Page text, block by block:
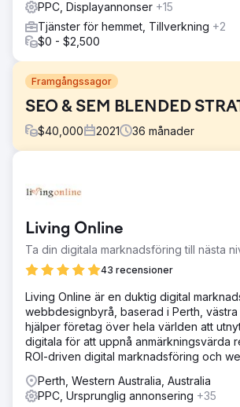
PPC, Displayannonser +15
Tjänster för hemmet, Tillverkning +2
$0 - $2,500
Framgångssagor
SEO & SEM BLENDED
$40,000 2021 36 månader
Öka Komercos försäljningsintäkter och
varumärkesuppdrag att bli den ledande
Lösning
Soup arbetade nära med kunden för att
prioriterade produkter som skulle visas på
till skräddarsydda målgruppssegment för
på marknaden och testade sök- och
för att hitta den perfekta passformen.
Resultat
+98% KONVERTERINGSRATE YOY
Living Online
Ta din digitala marknadsföring till nästa
43 recensioner
Living Online är en duktig digital
webbdesignbyrå, baserad i Perth, västra
hjälper företag över hela världen att
digitala för att uppnå anmärkningsvärda
ROI-driven digital marknadsföring och
Perth, Western Australia, Australia
PPC, Ursprunglig annonsering +35